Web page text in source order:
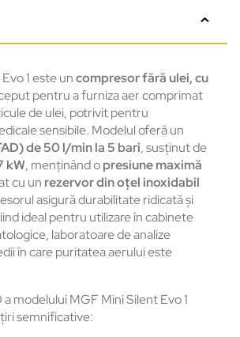
1 este uncompresor fără ulei, cu
pentru a furniza aer comprimat
de ulei, potrivit pentru
sensibile. Modelul oferă un
de 50 l/min la 5 bari, susținut de
kW, menținând opresiune maximă
cu un rezervor din oțel inoxidabil
asigură durabilitate ridicată și
ideal pentru utilizare în cabinete
laboratoare de analize
în care puritatea aerului este
modelului MGF Mini Silent Evo 1
semnificative: